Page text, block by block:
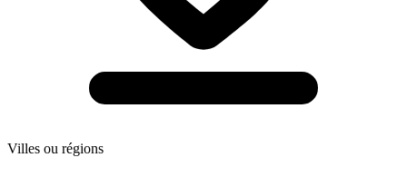
Villes ou régions